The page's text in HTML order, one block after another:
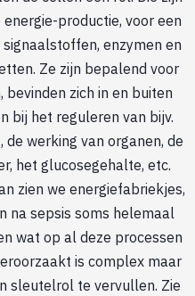
productie, voor een
enzymen en
Ze zijn bepalend voor
zich in en buiten
bij het reguleren van bijv.
werking van organen, de
het glucosegehalte, etc.
zien we energiefabriekjes,
na sepsis soms helemaal
wat op al deze processen
is complex maar
sleutelrol te vervullen. Zie